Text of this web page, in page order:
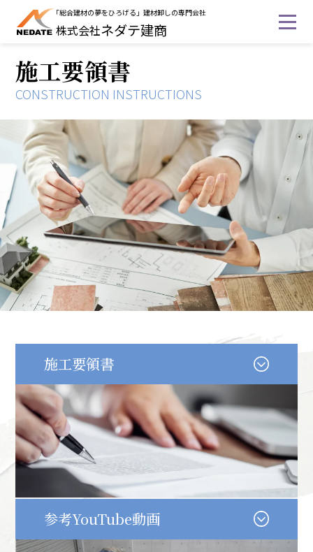
「総合建材の夢をひろげる」建材卸しの専門会社
株式会社ネダテ建商
企業情報
取り扱い商品
施工要領書
受注工事
採用情報
サイトマップ
施工要領書
CONSTRUCTION INSTRUCTIONS
施工要領書
参考YouTube動画